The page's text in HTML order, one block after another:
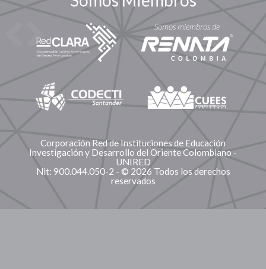
Corporación Red de Instituciones de Educación
Investigación y Desarrollo del Oriente Colombiano -
UNIRED
Nit: 900.044.050-2 - © 2026 Todos los derechos
reservados